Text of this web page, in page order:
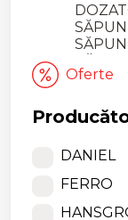
SPAȚII
Oferte
DANIEL
FERRO